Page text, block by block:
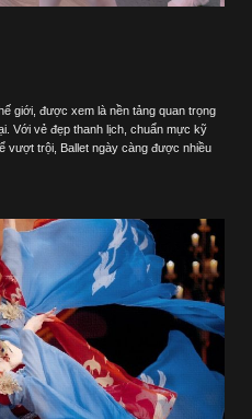
₫.
giới, được xem là nền tảng quan trọng
Với vẻ đẹp thanh lịch, chuẩn mực kỹ
vượt trội, Ballet ngày càng được nhiều